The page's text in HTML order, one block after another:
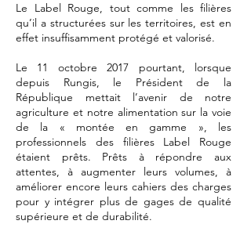
Le Label Rouge, tout comme les filières
qu’il a structurées sur les territoires, est en
effet insuffisamment protégé et valorisé.
Le 11 octobre 2017 pourtant, lorsque
depuis Rungis, le Président de la
République mettait l’avenir de notre
agriculture et notre alimentation sur la voie
de la « montée en gamme », les
professionnels des filières Label Rouge
étaient prêts. Prêts à répondre aux
attentes, à augmenter leurs volumes, à
améliorer encore leurs cahiers des charges
pour y intégrer plus de gages de qualité
supérieure et de durabilité.